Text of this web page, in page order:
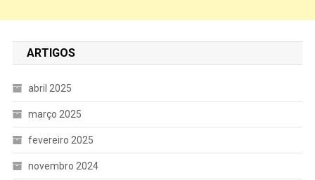
ARTIGOS
abril 2025
março 2025
fevereiro 2025
novembro 2024